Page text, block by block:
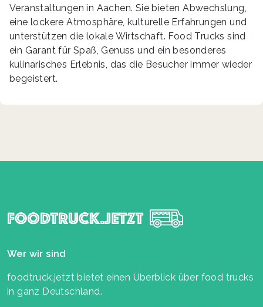
Veranstaltungen in Aachen. Sie bieten Abwechslung,
eine lockere Atmosphäre, kulturelle Erfahrungen und
unterstützen die lokale Wirtschaft. Food Trucks sind
ein Garant für Spaß, Genuss und ein besonderes
kulinarisches Erlebnis, das die Besucher immer wieder
begeistert.
Wer wir sind
foodtruck.jetzt bietet einen Überblick über food trucks
in ganz Deutschland.